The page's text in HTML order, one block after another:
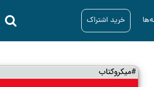
خرید اشتراک